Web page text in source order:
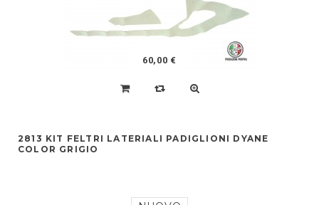
60,00 €
2813 KIT FELTRI LATERIALI PADIGLIONI DYANE
COLOR GRIGIO